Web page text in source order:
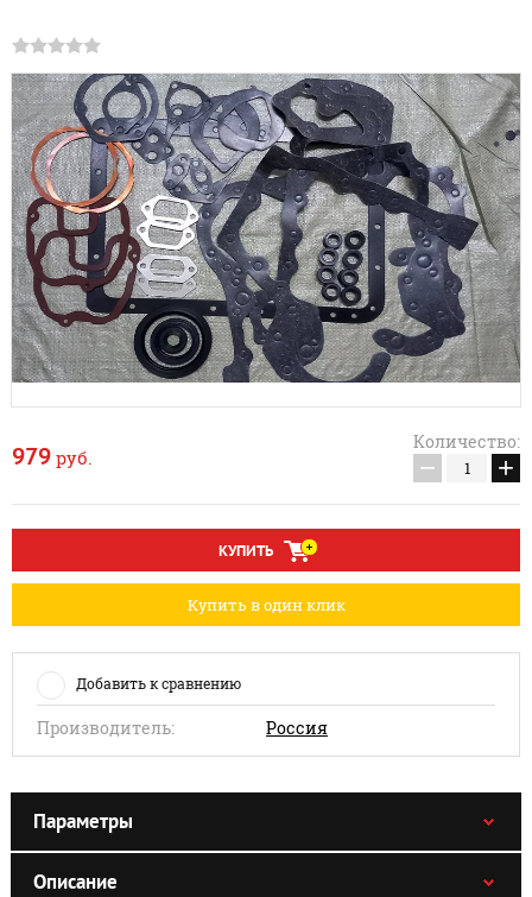
979 руб.
Количество:
− +
КУПИТЬ
Купить в один клик
Добавить к сравнению
Производитель: Россия
Параметры
Описание